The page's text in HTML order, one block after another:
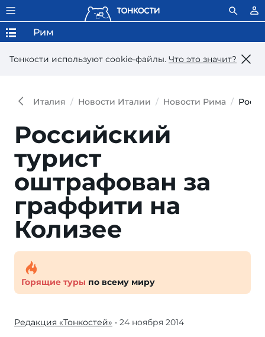
Тонкости используют сookie-файлы. Что это значит?
Рим
Италия Новости Италии Новости Рима
Российский
турист
оштрафован за
граффити на
Колизее
Горящие туры по всему миру
Редакция «Тонкостей» • 24 ноября 2014